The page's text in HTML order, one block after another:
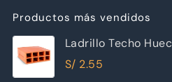
Productos más vendidos
Ladrillo Techo
Piramide
S/ 2.55